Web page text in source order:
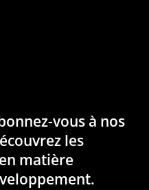
vous à nos
les
matière